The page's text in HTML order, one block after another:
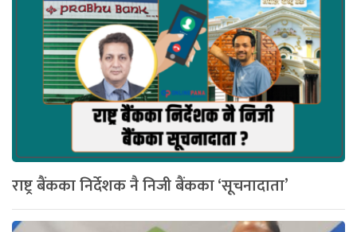
राष्ट्र बैंकका निर्देशक नै निजी बैंकका ‘सूचनादाता’